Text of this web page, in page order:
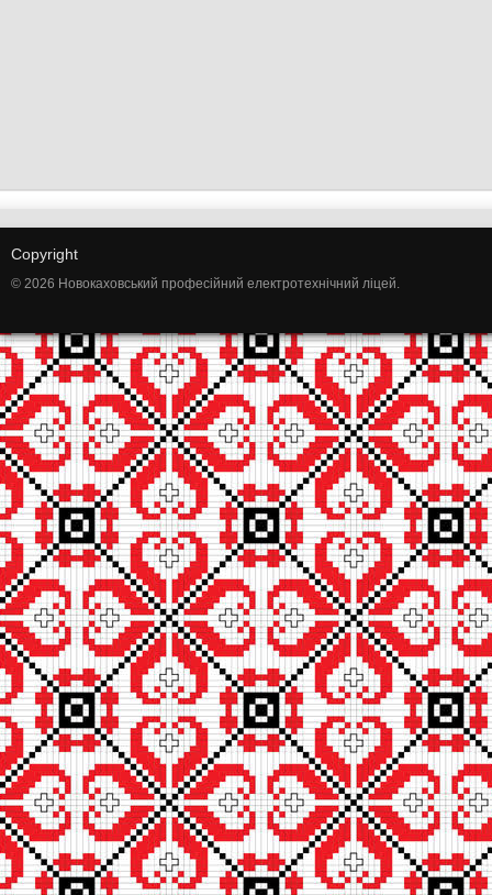
Copyright
© 2026 Новокаховський професійний електротехнічний ліцей.